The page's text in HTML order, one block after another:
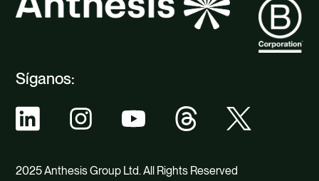
Síganos:
2025 Anthesis Group Ltd. All Rights Reserved